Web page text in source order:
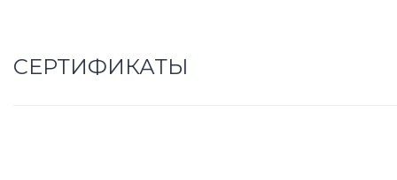
СЕРТИФИКАТЫ